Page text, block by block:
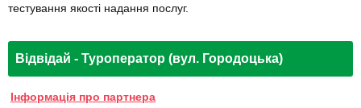
тестування якості надання послуг.
Відвідай - Туроператор (вул. Городоцька)
Інформація про партнера